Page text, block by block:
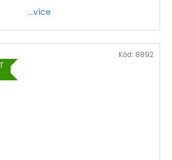
při osobním odběru.
…více
Kód: 8892